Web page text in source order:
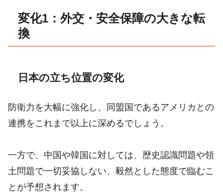
変化1：外交・安全保障の大きな転
換
日本の立ち位置の変化
防衛力を大幅に強化し、同盟国であるアメリカとの
連携をこれまで以上に深めるでしょう。
一方で、中国や韓国に対しては、歴史認識問題や領
土問題で一切妥協しない、毅然とした態度で臨むこ
とが予想されます。